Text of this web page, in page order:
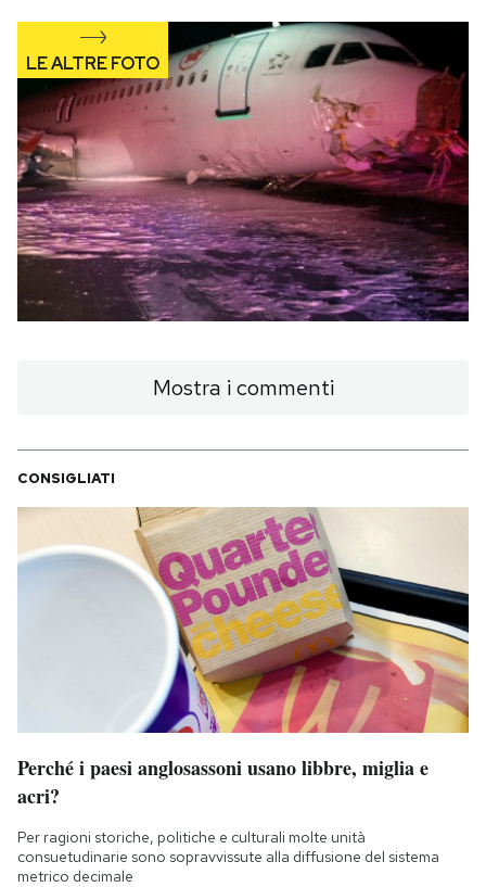
Mostra i commenti
CONSIGLIATI
Perché i paesi anglosassoni usano libbre, miglia e
acri?
Per ragioni storiche, politiche e culturali molte unità
consuetudinarie sono sopravvissute alla diffusione del sistema
metrico decimale